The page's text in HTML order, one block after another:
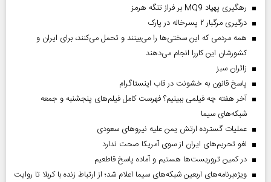
رهگیری پهپاد MQ9 بر فراز تنگه هرمز
درگیری مرگبار ۲ پسرخاله در پارک
همه مردمی که این سختی‌ها را می‌بینند و تحمل می‌کنند، برای ایران و
کشورشان این کاررا انجام می‌دهند
‌زائران سبز
پاسخ قانون به خشونت در قاب اینستاگرام
آخر هفته چه فیلمی ببینیم؟ فهرست کامل فیلم‌های پنجشنبه و جمعه
شبکه‌های سیما
عملیات گسترده ارتش یمن علیه نیروهای سعودی
لغو تحریم‌های ایران از سوی آمریکا صحت ندارد
در کمین تروریست‌ها هستیم و آماده پاسخ قاطعیم
ویژه‌برنامه‌های اربعین شبکه‌های سیما اعلام شد؛ از ارتباط زنده با کربلا تا روایت